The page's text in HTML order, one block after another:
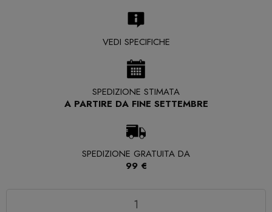
VEDI SPECIFICHE
SPEDIZIONE STIMATA
A PARTIRE DA FINE SETTEMBRE
SPEDIZIONE GRATUITA DA
99 €